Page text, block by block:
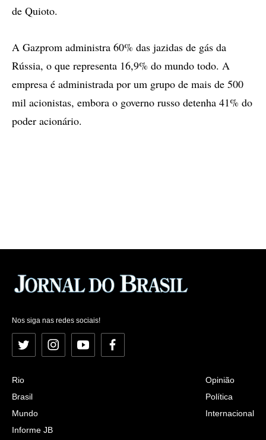
de Quioto.
A Gazprom administra 60% das jazidas de gás da
Rússia, o que representa 16,9% do mundo todo. A
empresa é administrada por um grupo de mais de 500
mil acionistas, embora o governo russo detenha 41% do
poder acionário.
Nos siga nas redes sociais!
Twitter InstagramYouTubeFacebook
Rio
Brasil
Mundo
Informe JB
Opinião
Política
Internacional